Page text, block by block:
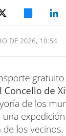
DE 2026, 10:54
gratuito
de
de los
los vecinos.